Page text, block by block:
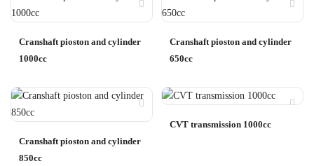
Cranshaft pioston and cylinder
1000cc
Cranshaft pioston and cylinder
650cc
Cranshaft pioston and cylinder
850cc
CVT transmission 1000cc